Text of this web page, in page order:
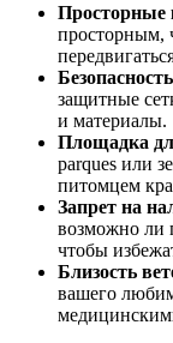
Просторные
просторным,
защитные
и материалы.
Площадка
parques или
питомцем
Запрет на
возможно ли
чтобы
Близость
вашего